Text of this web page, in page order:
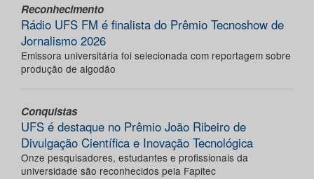
Reconhecimento
Rádio UFS FM é finalista do Prêmio Tecnoshow de
Jornalismo 2026
Emissora universitária foi selecionada com reportagem sobre
produção de algodão
Conquistas
UFS é destaque no Prêmio João Ribeiro de
Divulgação Científica e Inovação Tecnológica
Onze pesquisadores, estudantes e profissionais da
universidade são reconhecidos pela Fapitec